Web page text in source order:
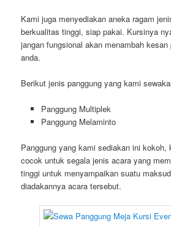
Kami juga menyediakan aneka ragam
berkualitas tinggi, siap pakai. Kursinya
jangan fungsional akan menambah
anda.
Berikut jenis panggung yang kami
Panggung Multiplek
Panggung Melaminto
Panggung yang kami sediakan ini kokoh,
cocok untuk segala jenis acara yang
tinggi untuk menyampaikan suatu
diadakannya acara tersebut.